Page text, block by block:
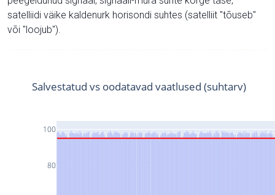
satelliidi väike kaldenurk horisondi suhtes (satelliit "tõuseb"
või "loojub").
80
100
Salvestatud vs oodatavad vaatlused (suhtarv)